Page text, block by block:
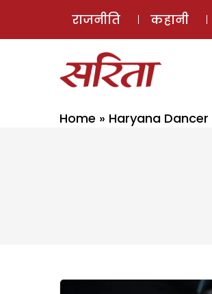
राजनीति कहानी
Home » Haryana Dancer